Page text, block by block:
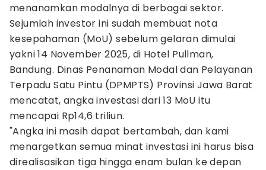
menanamkan modalnya di berbagai sektor.
Sejumlah investor ini sudah membuat nota
kesepahaman (MoU) sebelum gelaran dimulai
yakni 14 November 2025, di Hotel Pullman,
Bandung. Dinas Penanaman Modal dan Pelayanan
Terpadu Satu Pintu (DPMPTS) Provinsi Jawa Barat
mencatat, angka investasi dari 13 MoU itu
mencapai Rp14,6 triliun.
"Angka ini masih dapat bertambah, dan kami
menargetkan semua minat investasi ini harus bisa
direalisasikan tiga hingga enam bulan ke depan